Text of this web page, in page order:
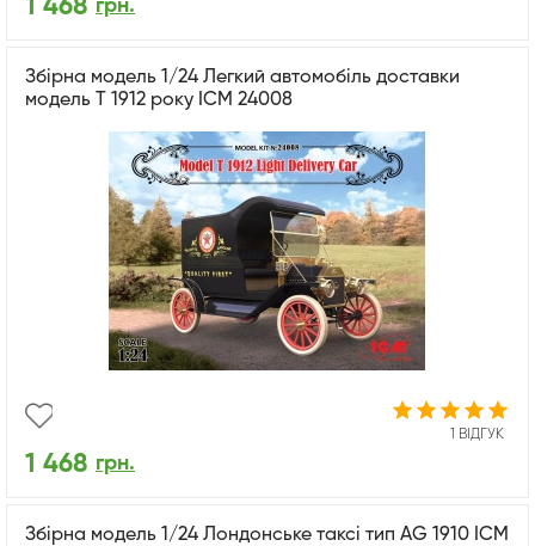
1 468 грн.
Збірна модель 1/24 Легкий автомобіль доставки
модель Т 1912 року ICM 24008
1 ВІДГУК
1 468 грн.
Збірна модель 1/24 Лондонське таксі тип AG 1910 ICM